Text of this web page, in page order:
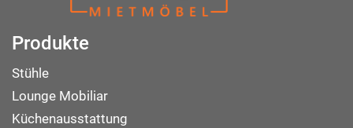
Produkte
Stühle
Lounge Mobiliar
Küchenausstattung